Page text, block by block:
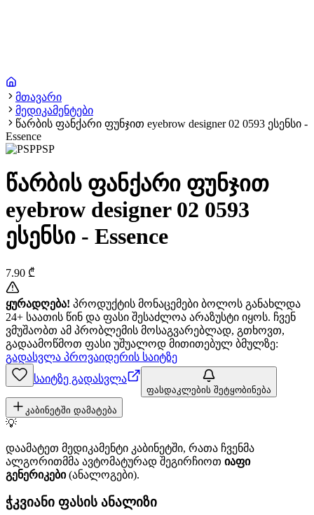
მთავარი
მედიკამენტები
წარბის ფანქარი ფუნჯით eyebrow designer 02 0593 ესენსი -
Essence
PSP
წარბის ფანქარი ფუნჯით
eyebrow designer 02 0593
ესენსი - Essence
7.90 ₾
ყურადღება! პროდუქტის მონაცემები ბოლოს განახლდა
24+ საათის წინ და ფასი შესაძლოა არაზუსტი იყოს. ჩვენ
ვმუშაობთ ამ პრობლემის მოსაგვარებლად, გთხოვთ,
გადაამოწმოთ ფასი უშუალოდ მითითებულ ბმულზე:
გადასვლა პროვაიდერის საიტზე
საიტზე გადასვლა
ფასდაკლების შეტყობინება
კაბინეტში დამატება
💡
დაამატეთ მედიკამენტი კაბინეტში, რათა ჩვენმა
ალგორითმმა ავტომატურად შეგირჩიოთ იაფი
გენერიკები(ანალოგები).
ჭკვიანი ფასის ანალიზი